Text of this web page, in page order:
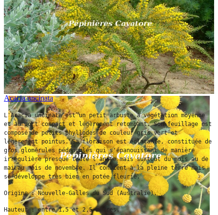
Acacia uncinata
L'Acacia uncinata est un petit arbuste à végétation moyenne
et au port compact et légèrement retombant. Son feuillage est
composé de petits phyllodes de couleur gris vert et
légèrement pointus. Sa floraison est éclatante, constituée de
gros glomérules pédonculés qui s'épanouissent de manière
irrégulière presque toute l'année mais surtout du mois au de
mai au mois de novembre. Il convient à la pleine terre mais
se développe très bien en potée fleurie.
Origine : Nouvelle-Galles du Sud (Australie).
Hauteur : entre 1,5 et 2,5 mètres.